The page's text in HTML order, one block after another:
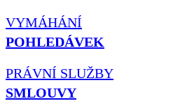
VYMÁHÁNÍ
POHLEDÁVEK
PRÁVNÍ SLUŽBY
SMLOUVY